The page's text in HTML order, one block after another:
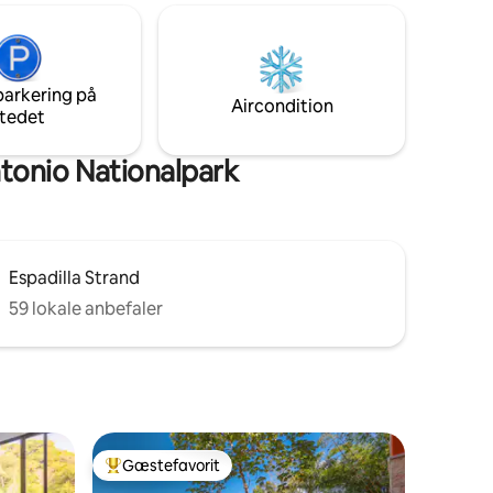
at
din private pool, gratis parkering og en
fantastisk central beliggenhed kun en
kort gåtur fra områdets bedste
restauranter og faciliteter.
på
Aircondition
Nationalpark
Espadilla Strand
59 lokale anbefaler
Bedste gæstefavorit
Gæstefavorit